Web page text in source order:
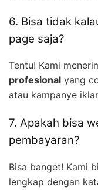
6. Bisa tidak
page saja?
Tentu! Kami
profesional yang
atau kampanye
7. Apakah bisa
pembayaran?
Bisa banget! Kami
lengkap dengan